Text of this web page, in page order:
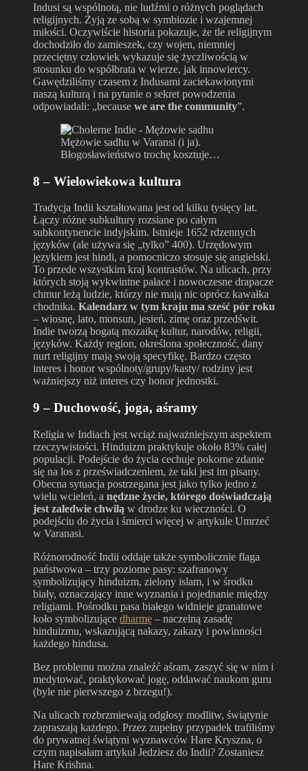
Indusi są wspólnotą, nie ludźmi o różnych poglądach
religijnych. Żyją ze sobą w symbiozie i wzajemnej
miłości. Oczywiście historia pokazuje, że tle religijnym
dochodziło do zamieszek, czy wojen, niemniej
przeciętny człowiek wykazuje się życzliwością w
stosunku do współbrata w wierze, jak innowiercy.
Gawędziliśmy czasem z Indusami zaciekawionymi
naszą kulturą i na pytanie o sekret powodzenia
odpowiadali: „because we are the community”.
Mężowie sadhu w Varansi (i ja).
Błogosławieństwo trochę kosztuje…
8 – Wielowiekowa kultura
Tradycja Indii kształtowana jest od kilku tysięcy lat.
Łączy różne subkultury rozsiane po całym
subkontynencie indyjskim. Istnieje 1652 rdzennych
języków (ale używa się „tylko” 400). Urzędowym
językiem jest hindi, a pomocniczo stosuje się angielski.
To przede wszystkim kraj kontrastów. Na ulicach, przy
których stoją wykwintne pałace i nowoczesne drapacze
chmur leżą ludzie, którzy nie mają nic oprócz kawałka
chodnika. Kalendarz w tym kraju ma sześć pór roku
– wiosnę, lato, monsun, jesień, zimę oraz przedświt.
Indie tworzą bogatą mozaikę kultur, narodów, religii,
języków. Każdy region, określona społeczność, dany
nurt religijny mają swoją specyfikę. Bardzo często
interes i honor wspólnoty/grupy/kasty/ rodziny jest
ważniejszy niż interes czy honor jednostki.
9 – Duchowość, joga, aśramy
Religia w Indiach jest wciąż najważniejszym aspektem
rzeczywistości. Hinduizm praktykuje około 83% całej
populacji. Podejście do życia cechuje pokorne zdanie
się na los z przeświadczeniem, że taki jest im pisany.
Obecna sytuacja postrzegana jest jako tylko jedno z
wielu wcieleń, a nędzne życie, którego doświadczają
jest zaledwie chwilą w drodze ku wieczności. O
podejściu do życia i śmierci więcej w artykule Umrzeć
w Varanasi.
Różnorodność Indii oddaje także symbolicznie flaga
państwowa – trzy poziome pasy: szafranowy
symbolizujący hinduizm, zielony islam, i w środku
biały, oznaczający inne wyznania i pojednanie między
religiami. Pośrodku pasa białego widnieje granatowe
koło symbolizujące dharmę – naczelną zasadę
hinduizmu, wskazującą nakazy, zakazy i powinności
każdego hindusa.
Bez problemu można znaleźć aśram, zaszyć się w nim i
medytować, praktykować jogę, oddawać naukom guru
(byle nie pierwszego z brzegu!).
Na ulicach rozbrzmiewają odgłosy modlitw, świątynie
zapraszają każdego. Przez zupełny przypadek trafiliśmy
do prywatnej świątyni wyznawców Hare Kryszna, o
czym napisałam artykuł Jedziesz do Indii? Zostaniesz
Hare Krishna.